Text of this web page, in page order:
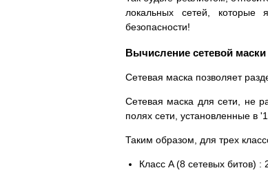
локальных сетей, которые
безопасности!
Вычисление сетевой
Сетевая маска позволяет
Сетевая маска для сети, не
полях сети, установленные в
Таким образом, для трех
Класс A (8 сетевых битов) :